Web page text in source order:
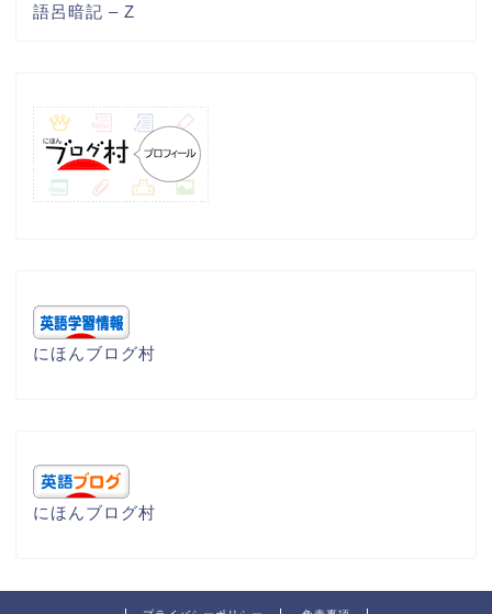
語呂暗記 – Z
にほんブログ村
にほんブログ村